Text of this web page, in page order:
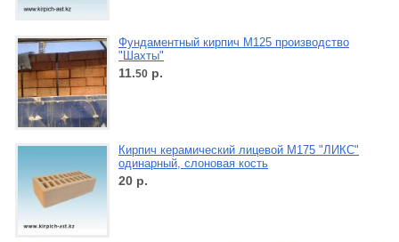
Фундаментный кирпич М125 производство
"Шахты"
11.50 р.
Кирпич керамический лицевой М175 "ЛИКС"
одинарный, слоновая кость
20 р.